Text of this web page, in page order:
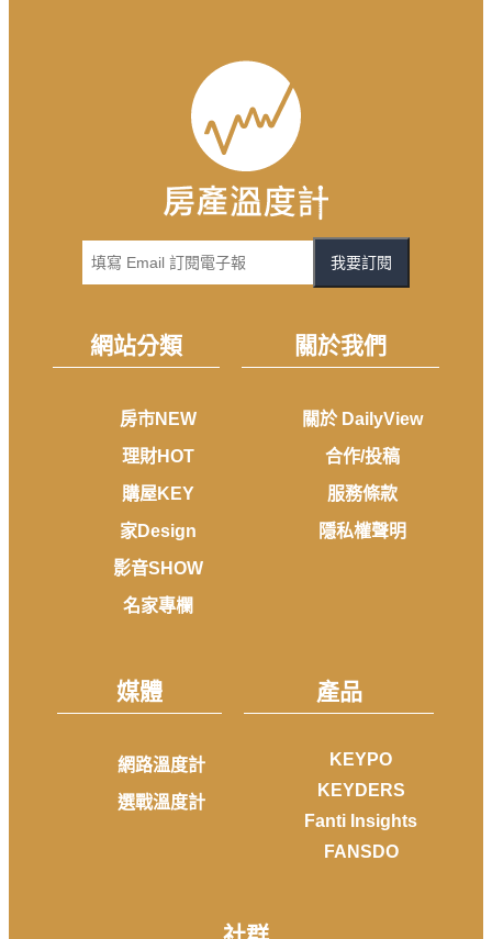
我要訂閱
網站分類
房市NEW
理財HOT
購屋KEY
家Design
影音SHOW
名家專欄
關於我們
關於 DailyView
合作/投稿
服務條款
隱私權聲明
媒體
網路溫度計
選戰溫度計
產品
KEYPO
KEYDERS
Fanti Insights
FANSDO